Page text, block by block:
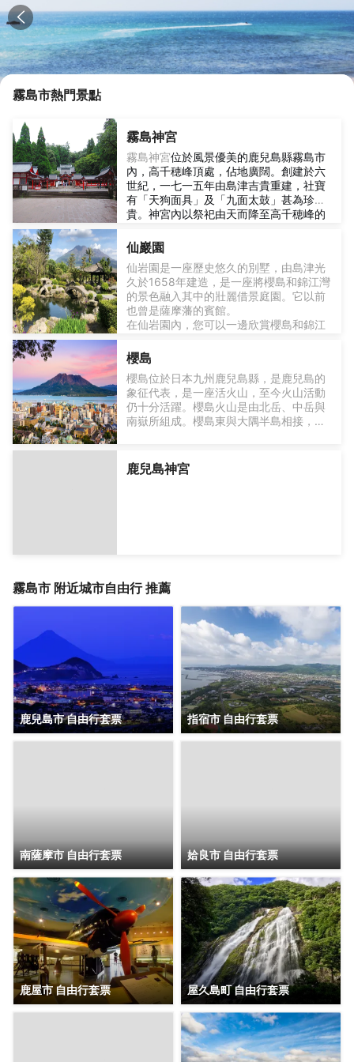
霧島市熱門景點
霧島神宮
霧島神宮位於風景優美的鹿兒島縣霧島市
內，高千穂峰頂處，佔地廣闊。創建於六
世紀，一七一五年由島津吉貴重建，社寶
有「天狗面具」及「九面太鼓」甚為珍
貴。神宮內以祭祀由天而降至高千穂峰的
標。進入神宮即可望見高二十二點四公
尺、兩柱間距十六公尺的參道大鳥居，屬
西日本較大規模。每年霧島神宮 皆舉辦
「天孫降臨御神火」祭典，祭典中的九面
太鼓和虛幻之火表演，吸引許多人前來參
與，為一項具有歷史傳承的表演活動，熱
鬧非凡。神宮以朱紅色為主，古色古香，
廟宇風格，搭配春天的櫻花、秋天的楓
樹，呈現非常清幽美麗的環境，讓人心曠
神怡，也護佑來此參拜的民眾，成為霧島
有名的觀光景點。
仙巖園
仙岩園是一座歷史悠久的別墅，由島津光
久於1658年建造，是一座將櫻島和錦江灣
的景色融入其中的壯麗借景庭園。它以前
也曾是薩摩藩的賓館。
在仙岩園內，您可以一邊欣賞櫻島和錦江
食。選用當地食材烹調的時令日式料理，
將為您帶來獨一無二的用餐體驗。此外，
仙岩園也擁有豐富的設施，讓您深入了解
並體驗鹿兒島的歷史、傳統和文化，為您
呈現仙岩園獨有的多元文化體驗。
這是鹿兒島一個極具代表性和魅力的旅遊
景點，美麗的自然風光、悠久的歷史、美
味的食物和豐富的體驗在這裡完美融合。
- 鹿兒島特色“白熊”或“抹茶套餐”，可在日
式咖啡館/茶館享用。
作香包）
射箭經驗（四分之一靶）
- 仙岩園原創爪印吊墜（可於各場館出
示，代替門票）
櫻島
櫻島位於日本九州鹿兒島縣，是鹿兒島的
象征代表，是一座活火山，至今火山活動
仍十分活躍。櫻島火山是由北岳、中岳與
南嶽所組成。櫻島東與大隅半島相接，西
美麗且充滿生機。
鹿兒島神宮
霧島市 附近城市自由行 推薦
鹿兒島市 自由行套票 指宿市 自由行套票
南薩摩市 自由行套票 姶良市 自由行套票
鹿屋市 自由行套票 屋久島町 自由行套票